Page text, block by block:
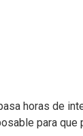
horas de
para